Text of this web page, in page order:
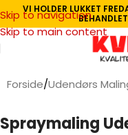
Skip to navigation
Skip to main content
VI HOLDER LUKKET
Forside/Udendørs
Spraymaling